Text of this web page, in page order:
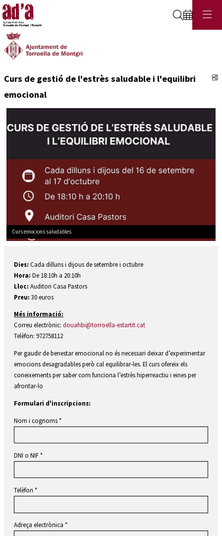
Cerca
Curs de gestió de l'estrès saludable i l'equilibri
emocional
Curs emocions saludables
Dies: Cada dilluns i dijous de setembre i octubre
Hora: De 18:10h a 20:10h
Lloc: Auditori Casa Pastors
Preu: 30 euros
Més informació:
Correu electrònic: douahbi@torroella-estartit.cat
Telèfon: 972758112
Per gaudir de benestar emocional no és necessari deixar d’experimentar
emocions desagradables però cal equilibrar-les. El curs ofereix els
coneixements per saber com funciona l’estrès hiperreactiu i eines per
afrontar-lo
Formulari d'inscripcions:
Nom i cognoms*
DNI o NIF*
Telèfon *
Adreça electrònica *